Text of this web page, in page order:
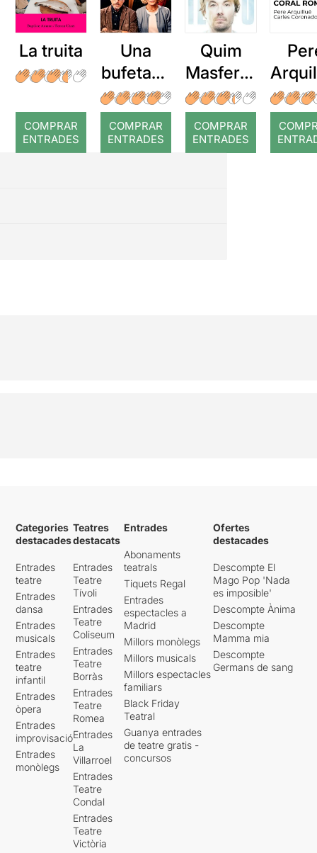
La truita
COMPRAR
ENTRADES
Una
bufetada
a temps
COMPRAR
ENTRADES
Quim
Masferre
r: Temps
COMPRAR
ENTRADES
:
Categories
destacades
Entrades
teatre
Entrades
dansa
Entrades
musicals
Entrades
teatre
infantil
Entrades
òpera
Entrades
improvisació
Entrades
monòlegs
Teatres
destacats
Entrades
Teatre
Tívoli
Entrades
Teatre
Coliseum
Entrades
Teatre
Borràs
Entrades
Teatre
Romea
Entrades
La
Villarroel
Entrades
Teatre
Condal
Entrades
Teatre
Victòria
Entrades
Abonaments
teatrals
Tiquets Regal
Entrades
espectacles a
Madrid
Millors monòlegs
Millors musicals
Millors espectacles
familiars
Black Friday
Teatral
Guanya entrades
de teatre gratis -
concursos
Ofertes
destacades
Descompte El
Mago Pop 'Nada
es imposible'
Descompte Ànima
Descompte
Mamma mia
Descompte
Germans de sang